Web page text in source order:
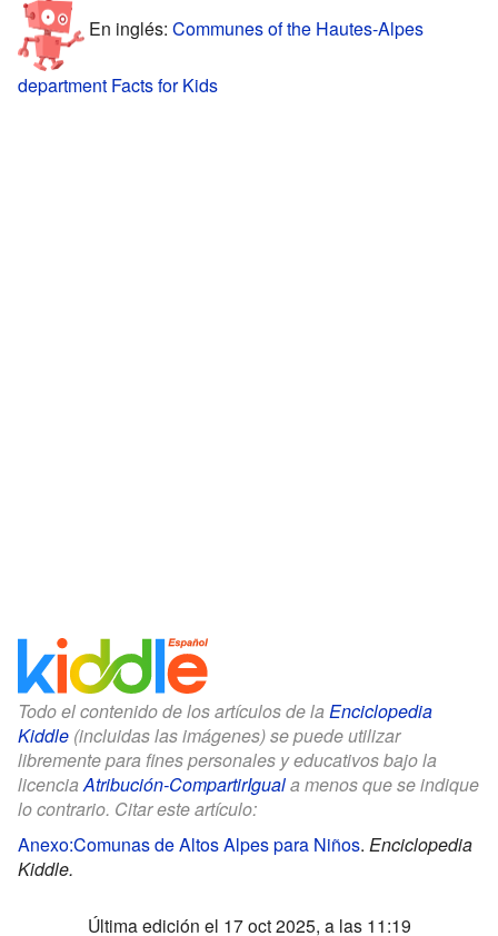
En inglés: Communes of the Hautes-Alpes
department Facts for Kids
Todo el contenido de los artículos de la Enciclopedia
Kiddle (incluidas las imágenes) se puede utilizar
libremente para fines personales y educativos bajo la
licenciaAtribución-CompartirIguala menos que se indique
lo contrario. Citar este artículo:
Anexo:Comunas de Altos Alpes para Niños. Enciclopedia
Kiddle.
Última edición el 17 oct 2025, a las 11:19